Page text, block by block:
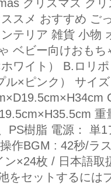
クリスマス ク
スメ おすすめ ご
テリア 雑貨 小物
ベビー向けおも
ワイト） B.ロリ
ル×ピンク） サイ
PS樹脂 電源： 単
作BGM : 42秒/ラ
ン×24枚 / 日本語取
をセットするには